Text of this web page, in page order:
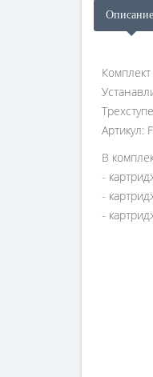
Описание
Артикул:
В
-
-
-